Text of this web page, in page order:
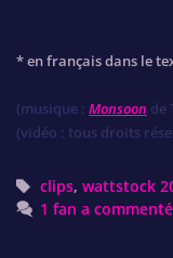
* en français dans le
(musique : Monsoon de
(vidéo : tous droits
Tags
clips, wattstock
1 fan a commenté